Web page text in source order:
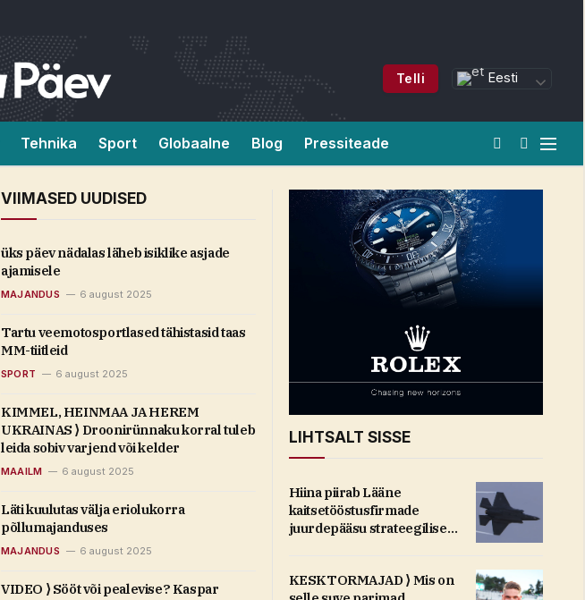
Telli Eesti
Tehnika Sport Globaalne Blog Pressiteade
VIIMASED UUDISED
üks päev nädalas läheb isiklike asjade
ajamisele
MAJANDUS 6 august 2025
Tartu veemotosportlased tähistasid taas
MM-tiitleid
SPORT 6 august 2025
KIMMEL, HEINMAA JA HEREM
UKRAINAS ⟩ Droonirünnaku korral tuleb
leida sobiv varjend või kelder
MAAILM 6 august 2025
Läti kuulutas välja eriolukorra
põllumajanduses
MAJANDUS 6 august 2025
VIDEO ⟩ Sööt või pealevise? Kaspar
LIHTSALT SISSE
Hiina piirab Lääne
kaitsetööstusfirmade
juurdepääsu strateegilise
KESKTORMAJAD ⟩ Mis on